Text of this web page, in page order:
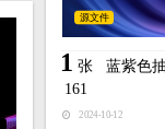
源文件
1 张蓝紫色
161
2024-10-12